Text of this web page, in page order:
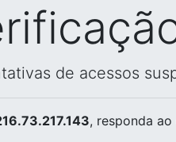
de acessos
, responda